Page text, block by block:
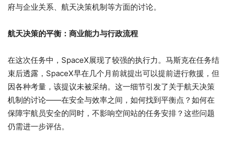
府与企业关系、航天决策机制等方面的讨论。
航天决策的平衡：商业能力与行政流程
在这次任务中，SpaceX展现了较强的执行力。马斯克在任务结
束后透露，SpaceX早在几个月前就提出可以提前进行救援，但
因各种考量，该提议未被采纳。这一细节引发了关于航天决策
机制的讨论——在安全与效率之间，如何找到平衡点？如何在
保障宇航员安全的同时，不影响空间站的任务安排？这些问题
仍需进一步评估。